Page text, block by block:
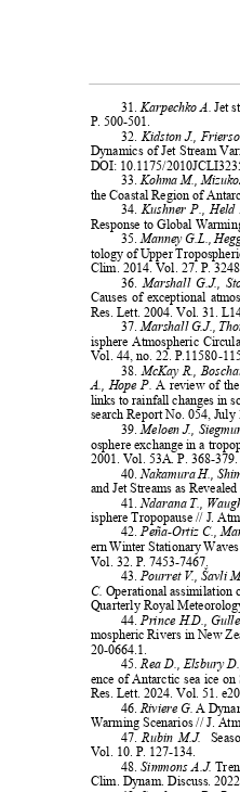
31. Karpechko A.Jet
P. 500-501.
32. Kidston J.,
Dynamics of Jet Stream
DOI: 10.1175/
33.Kohma M.,
the Coastal Region of
34.Kushner P.,
Response to Global
35.Manney G.L.,
tology of Upper
Clim. 2014. Vol. 27. P.
36. Marshall G.J.,
Causes of exceptional
Res. Lett. 2004. Vol. 31.
37.Marshall G.J.,
isphere Atmospheric
Vol. 44, no. 22. P.11580-
38. McKay R.,
A., Hope P.A review of
links to rainfall changes in
search Report No. 054, July
39.Meloen J.,
osphere exchange in a
2001. Vol. 53A. P. 368-379.
40. Nakamura H.,
and Jet Streams as
41. Ndarana T.,
isphere Tropopause // J.
42.Peña-Ortiz C.,
ern Winter Stationary
Vol. 32. P. 7453-7467.
43. Pourret V., Šavli
C. Operational
Quarterly Royal
44.Prince H.D.,
mospheric Rivers in New
20-0664.1.
45.Rea D., Elsbury
ence of Antarctic sea ice
Res. Lett. 2024. Vol. 51.
46. Riviere G. A
Warming Scenarios // J.
47.Rubin M.J.
Vol. 10. P. 127-134.
48.Simmons A.J.
Clim. Dynam. Discuss.